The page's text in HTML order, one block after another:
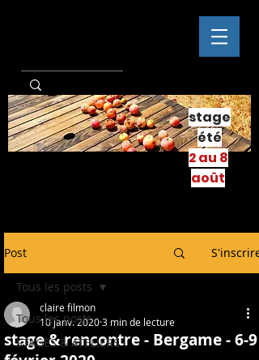
stage
été
2 au 8
août
Post S'inscrire
Tous les posts
STAGES & ATELIERS
Tous les posts
stage & rencontre - Bergame - 6-9
claire filmon
10 janv. 20203 min de lecture